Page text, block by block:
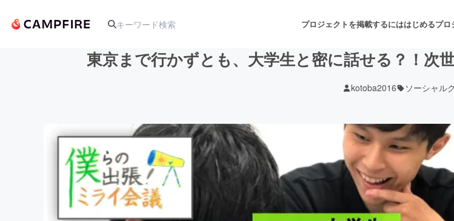
プロジェクトを掲載するにははじめるプロ
アート・写真
テクノロジー・ガジェット ゲーム・サービス開発
映像・映画 書籍・雑誌出版
東京まで行かずとも、大学生と密に話せる？！次
kotoba2016 ソーシャル